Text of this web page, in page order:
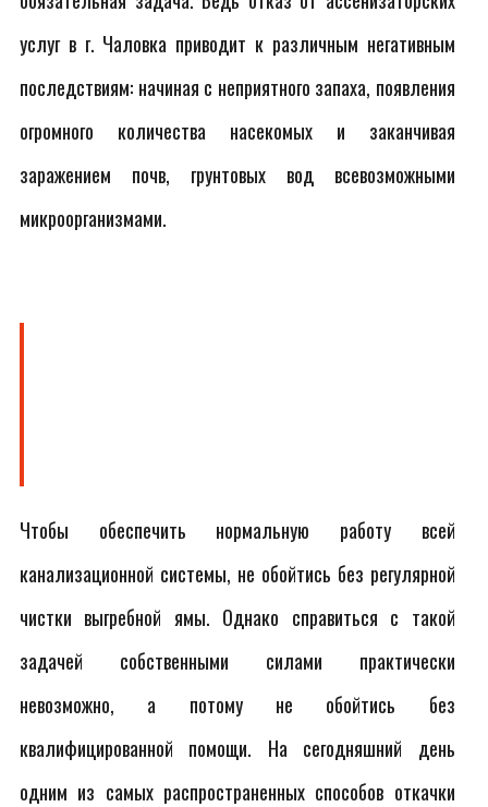
услуг в г. Чаловка приводит к различным негативным
последствиям: начиная с неприятного запаха, появления
огромного количества насекомых и заканчивая
заражением почв, грунтовых вод всевозможными
микроорганизмами.
Чтобы обеспечить нормальную работу всей
канализационной системы, не обойтись без регулярной
чистки выгребной ямы. Однако справиться с такой
задачей собственными силами практически
невозможно, а потому не обойтись без
квалифицированной помощи. На сегодняшний день
одним из самых распространенных способов откачки